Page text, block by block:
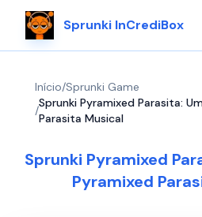
Sprunki InCrediBox
Início/Sprunki Game
/
Sprunki Pyramixed Parasita:
Parasita Musical
Sprunki Pyramixed
Pyramixed